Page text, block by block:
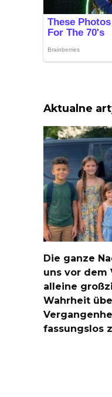
Aktualne
Die ganze
uns vor dem
alleine
Wahrheit
fassungslos